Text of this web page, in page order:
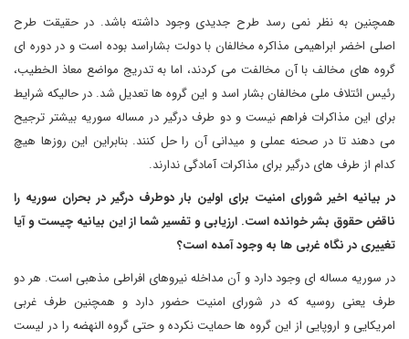
همچنین به نظر نمی رسد طرح جدیدی وجود داشته باشد. در حقیقت طرح
اصلی اخضر ابراهیمی مذاکره مخالفان با دولت بشاراسد بوده است و در دوره ای
گروه های مخالف با آن مخالفت می کردند، اما به تدریج مواضع معاذ الخطیب،
رئیس ائتلاف ملی مخالفان بشار اسد و این گروه ها تعدیل شد. در حالیکه شرایط
برای این مذاکرات فراهم نیست و دو طرف درگیر در مساله سوریه بیشتر ترجیح
می دهند تا در صحنه عملی و میدانی آن را حل کنند. بنابراین این روزها هیچ
کدام از طرف های درگیر برای مذاکرات آمادگی ندارند.
در بیانیه اخیر شورای امنیت برای اولین بار دوطرف درگیر در بحران سوریه را
ناقض حقوق بشر خوانده است. ارزیابی و تفسیر شما از این بیانیه چیست و آیا
تغییری در نگاه غربی ها به وجود آمده است؟
در سوریه مساله ای وجود دارد و آن مداخله نیروهای افراطی مذهبی است. هر دو
طرف یعنی روسیه که در شورای امنیت حضور دارد و همچنین طرف غربی
امریکایی و اروپایی از این گروه ها حمایت نکرده و حتی گروه النهضه را در لیست